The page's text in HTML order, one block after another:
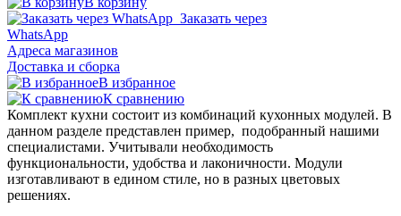
Заказать через
WhatsApp
Адреса магазинов
Доставка и сборка
В избранное
К сравнению
Комплект кухни состоит из комбинаций кухонных модулей. В
данном разделе представлен пример, подобранный нашими
специалистами. Учитывали необходимость
функциональности, удобства и лаконичности. Модули
изготавливают в едином стиле, но в разных цветовых
решениях.